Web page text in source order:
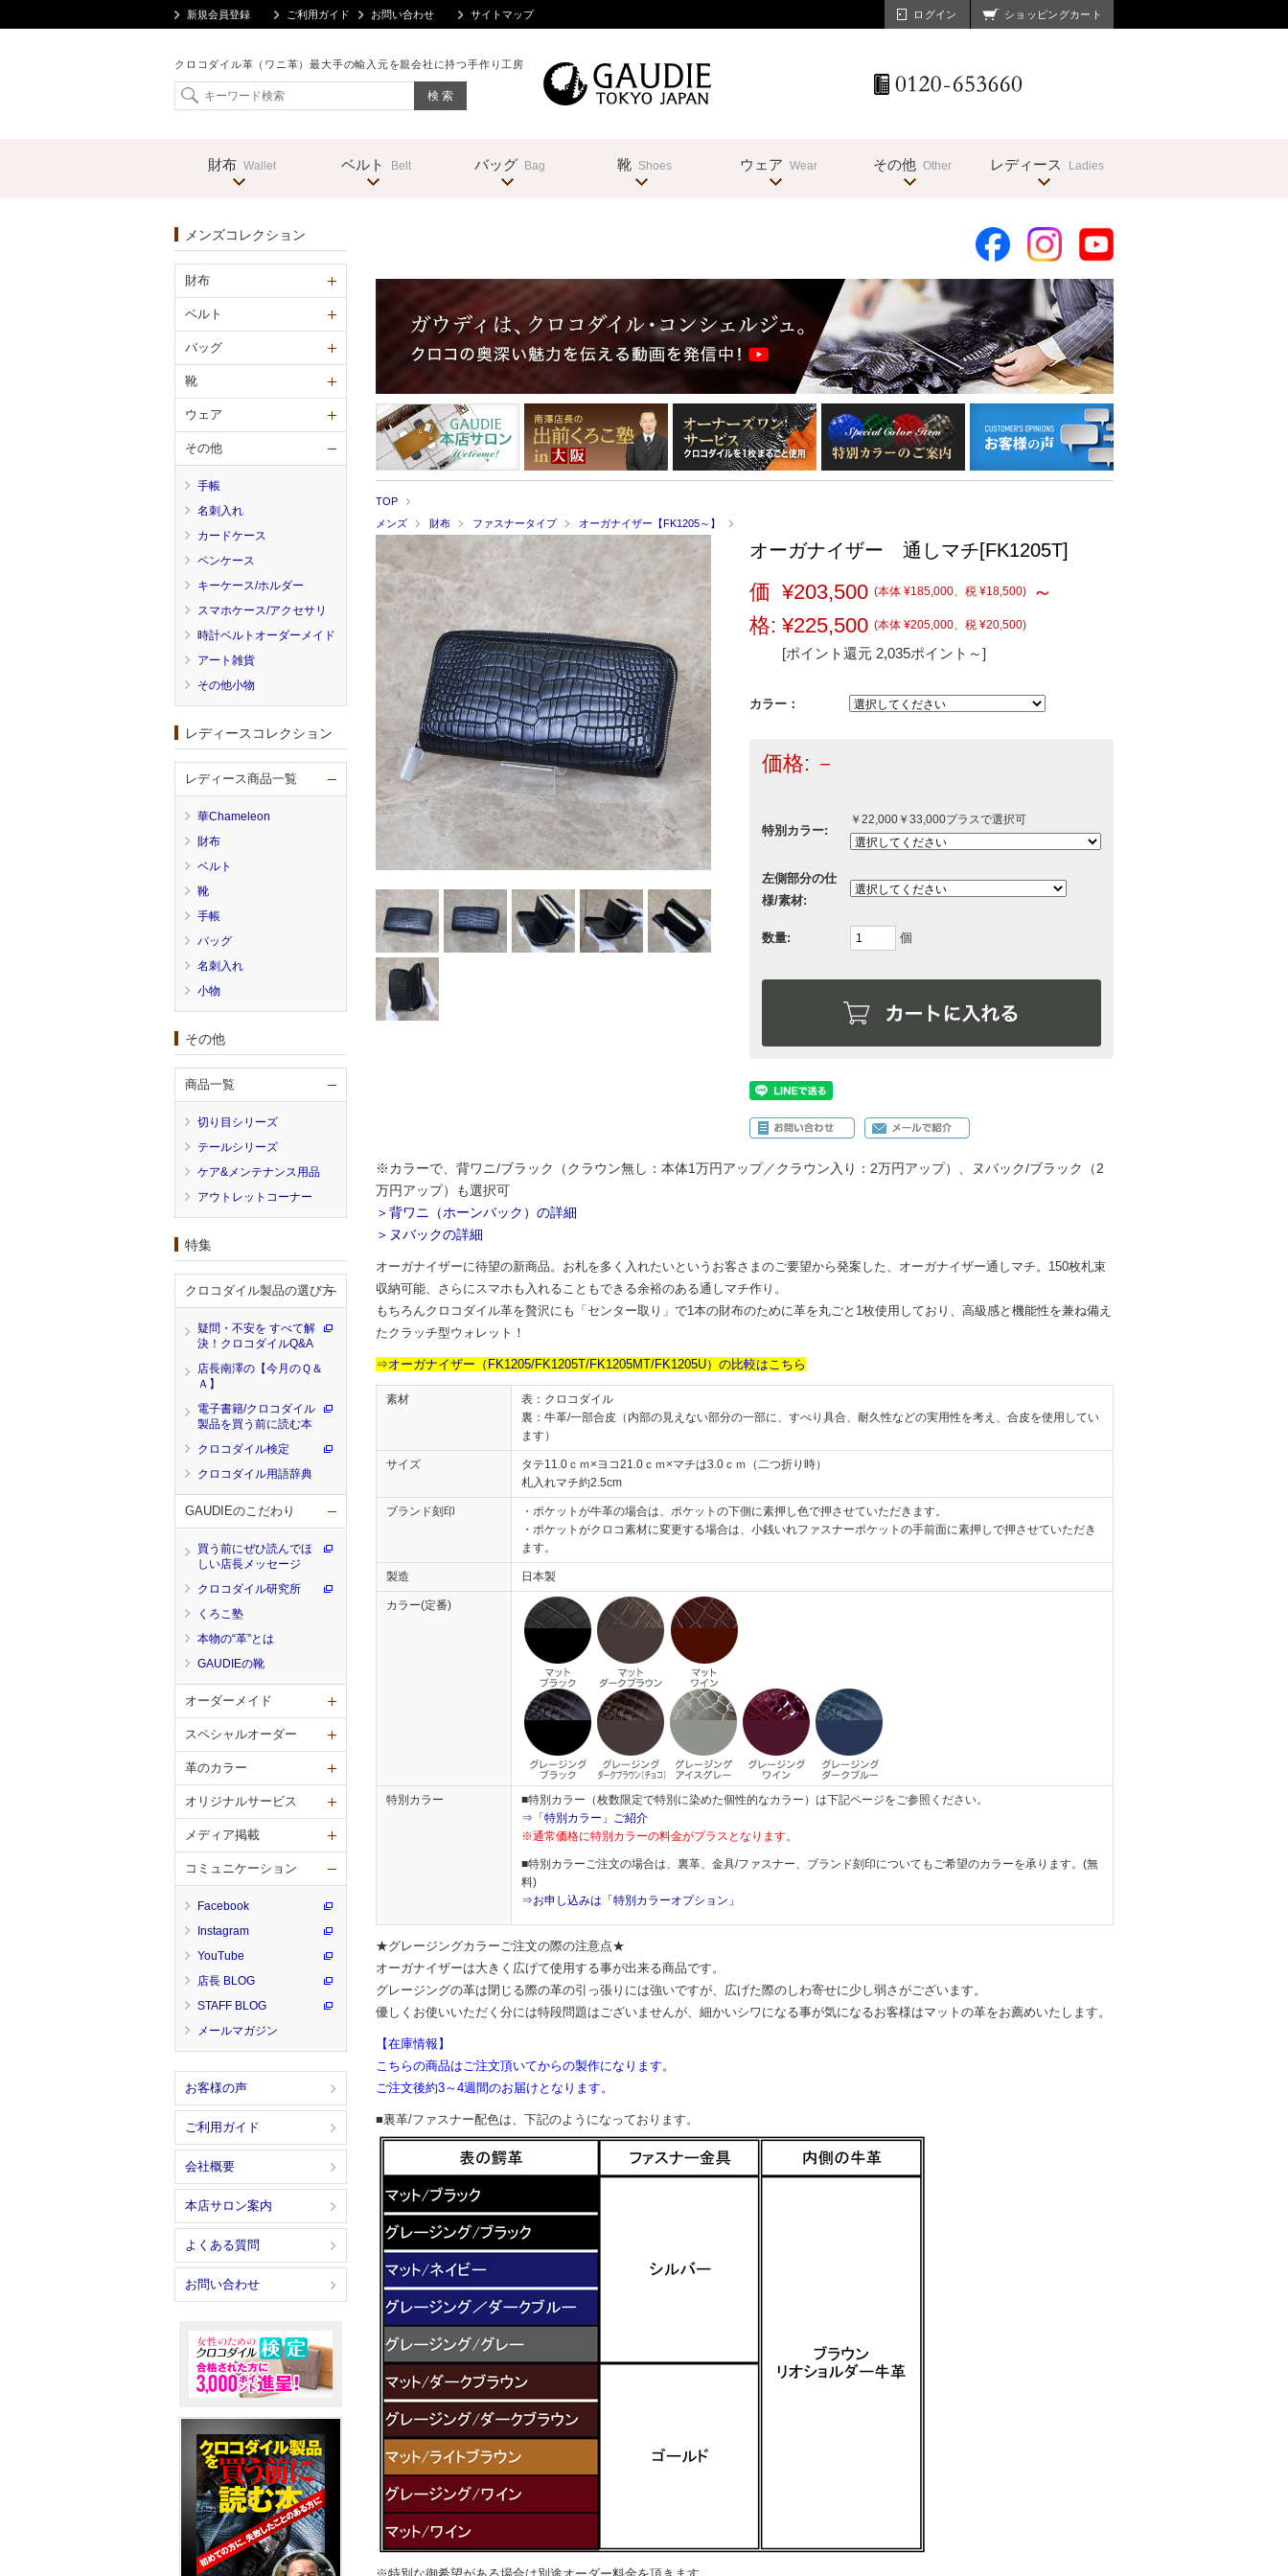
ログイン ショッピングカート
新規会員登録 ご利用ガイド お問い合わせ サイトマップ
クロコダイル革（ワニ革）最大手の輸入元を親会社に持つ手作り工房
財布 Wallet ベルト Belt バッグ Bag 靴 Shoes ウェア Wear その他 Other レディース Ladies
TOP
メンズ
財布 ファスナータイプ オーガナイザー【FK1205～】
オーガナイザー 通しマチ[FK1205T]
価
格:
¥203,500 (本体 ¥185,000、税 ¥18,500)
～
¥225,500 (本体 ¥205,000、税 ¥20,500)
[ポイント還元 2,035ポイント～]
カラー：
価格: －
特別カラー:
￥22,000￥33,000プラスで選択可
左側部分の仕
様/素材:
数量: 個
※カラーで、背ワニ/ブラック（クラウン無し：本体1万円アップ／クラウン入り：2万円アップ）、ヌバック/ブラック（2
万円アップ）も選択可
＞背ワニ（ホーンバック）の詳細
＞ヌバックの詳細
オーガナイザーに待望の新商品。お札を多く入れたいというお客さまのご要望から発案した、オーガナイザー通しマチ。150枚札束
収納可能、さらにスマホも入れることもできる余裕のある通しマチ作り。
もちろんクロコダイル革を贅沢にも「センター取り」で1本の財布のために革を丸ごと1枚使用しており、高級感と機能性を兼ね備え
たクラッチ型ウォレット！
⇒オーガナイザー（FK1205/FK1205T/FK1205MT/FK1205U）の比較はこちら
素材
表：クロコダイル
裏：牛革/一部合皮（内部の見えない部分の一部に、すべり具合、耐久性などの実用性を考え、合皮を使用してい
ます）
サイズ
タテ11.0ｃｍ×ヨコ21.0ｃｍ×マチは3.0ｃｍ（二つ折り時）
札入れマチ約2.5cm
ブランド刻印
・ポケットが牛革の場合は、ポケットの下側に素押し色で押させていただきます。
・ポケットがクロコ素材に変更する場合は、小銭いれファスナーポケットの手前面に素押しで押させていただき
ます。
製造 日本製
カラー(定番)
特別カラー
■特別カラー（枚数限定で特別に染めた個性的なカラー）は下記ページをご参照ください。
⇒「特別カラー」ご紹介
※通常価格に特別カラーの料金がプラスとなります。
■特別カラーご注文の場合は、裏革、金具/ファスナー、ブランド刻印についてもご希望のカラーを承ります。(無
料)
⇒お申し込みは「特別カラーオプション」
★グレージングカラーご注文の際の注意点★
オーガナイザーは大きく広げて使用する事が出来る商品です。
グレージングの革は閉じる際の革の引っ張りには強いですが、広げた際のしわ寄せに少し弱さがございます。
優しくお使いいただく分には特段問題はございませんが、細かいシワになる事が気になるお客様はマットの革をお薦めいたします。
【在庫情報】
こちらの商品はご注文頂いてからの製作になります。
ご注文後約3～4週間のお届けとなります。
■裏革/ファスナー配色は、下記のようになっております。
メンズコレクション
財布
ベルト
バッグ
靴
ウェア
その他
手帳
名刺入れ
カードケース
ペンケース
キーケース/ホルダー
スマホケース/アクセサリ
時計ベルトオーダーメイド
アート雑貨
その他小物
レディースコレクション
レディース商品一覧
華Chameleon
財布
ベルト
靴
手帳
バッグ
名刺入れ
小物
その他
商品一覧
切り目シリーズ
テールシリーズ
ケア&メンテナンス用品
アウトレットコーナー
特集
クロコダイル製品の選び方
疑問・不安を すべて解
決！クロコダイルQ&A
店長南澤の【今月のＱ＆
Ａ】
電子書籍/クロコダイル
製品を買う前に読む本
クロコダイル検定
クロコダイル用語辞典
GAUDIEのこだわり
買う前にぜひ読んでほ
しい店長メッセージ
クロコダイル研究所
くろこ塾
本物の“革”とは
GAUDIEの靴
オーダーメイド
スペシャルオーダー
革のカラー
オリジナルサービス
メディア掲載
コミュニケーション
Facebook
Instagram
YouTube
店長 BLOG
STAFF BLOG
メールマガジン
お客様の声
ご利用ガイド
会社概要
本店サロン案内
よくある質問
お問い合わせ